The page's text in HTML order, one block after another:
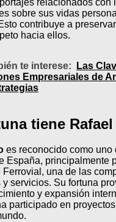
sobre sus vidas
contribuye a
hacia ellos.
te interese:
Las
Empresariales de
tiene
es reconocido como uno
España, principalmente
Ferrovial, una de las
y servicios. Su fortuna
y expansión
participado en